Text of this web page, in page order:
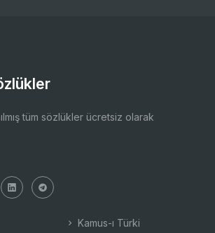
tüm sözlükler ücretsiz olarak
Kamus-ı Türki